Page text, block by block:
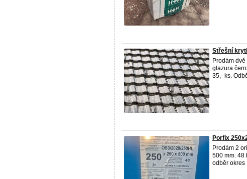
Střešní
Prodám dvě
glazura
35,- ks.
Porfix
Prodám 2
500 mm. 48
odběr okres